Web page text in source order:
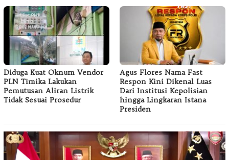
Diduga Kuat Oknum Vendor
PLN Timika Lakukan
Pemutusan Aliran Listrik
Tidak Sesuai Prosedur
Agus Flores Nama Fast
Respon Kini Dikenal Luas
Dari Institusi Kepolisian
hingga Lingkaran Istana
Presiden